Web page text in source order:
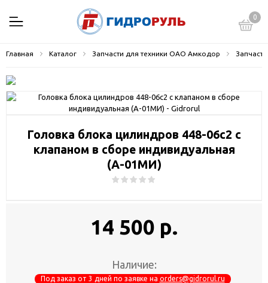
0
Главная Каталог Запчасти для техники ОАО Амкодор
Головка блока цилиндров 448-06с2 с
клапаном в сборе индивидуальная
(А-01МИ)
14 500 р.
Наличие:
Под заказ от 3 дней по заявке на orders@gidrorul.ru